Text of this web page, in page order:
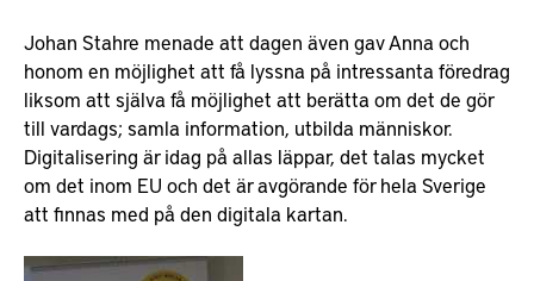
Johan Stahre menade att dagen även gav Anna och
honom en möjlighet att få lyssna på intressanta föredrag
liksom att själva få möjlighet att berätta om det de gör
till vardags; samla information, utbilda människor.
Digitalisering är idag på allas läppar, det talas mycket
om det inom EU och det är avgörande för hela Sverige
att finnas med på den digitala kartan.